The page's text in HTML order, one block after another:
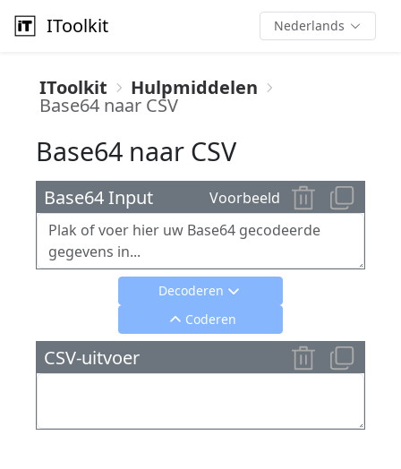
IToolkit Nederlands
IToolkit Hulpmiddelen
Base64 naar CSV
Base64 naar CSV
Base64 Input Voorbeeld
Decoderen
Coderen
CSV-uitvoer